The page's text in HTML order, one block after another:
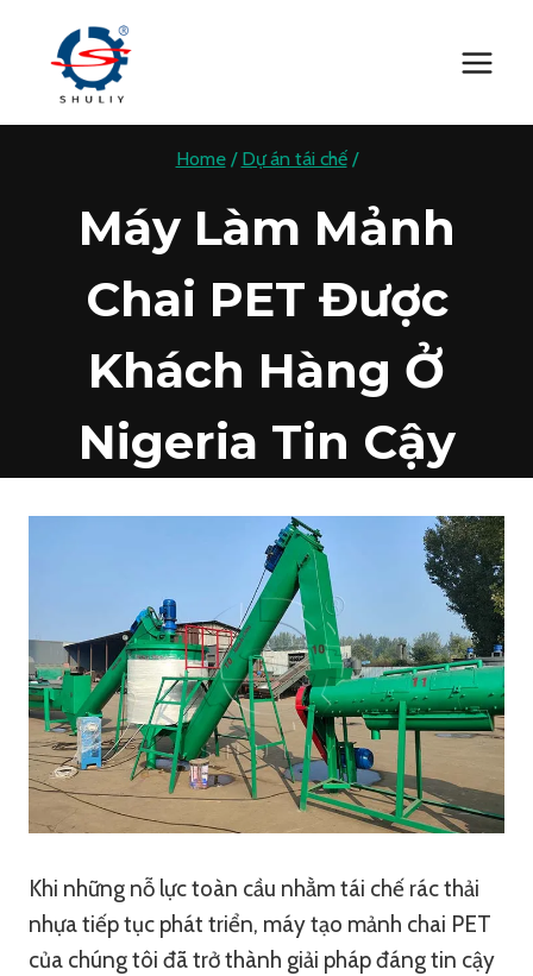
content
Home / Dự án tái chế /
Máy Làm Mảnh
Chai PET Được
Khách Hàng Ở
Nigeria Tin Cậy
Khi những nỗ lực toàn cầu nhằm tái chế rác thải
nhựa tiếp tục phát triển, máy tạo mảnh chai PET
của chúng tôi đã trở thành giải pháp đáng tin cậy